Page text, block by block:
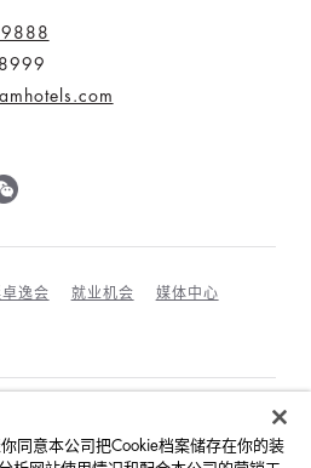
卓逸会 就业机会 媒体中心
客行为规范与相互尊重
同意本公司把Cookie档案储存在你的装